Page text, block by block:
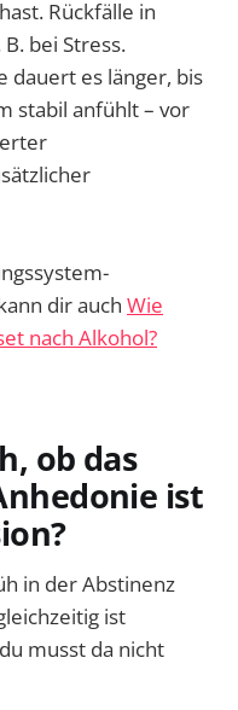
Rückfälle in
bei Stress.
dauert es länger, bis
stabil anfühlt – vor
dir auch Wie
nach Alkohol?
ob das
ist
in der Abstinenz
ist
musst da nicht